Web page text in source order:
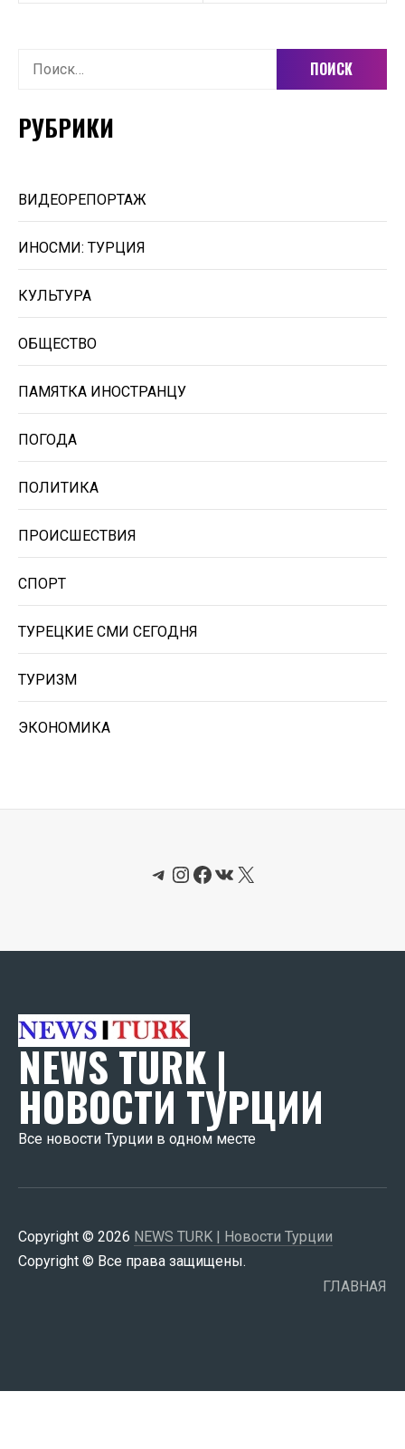
Найти:
РУБРИКИ
ВИДЕОРЕПОРТАЖ
ИНОСМИ: ТУРЦИЯ
КУЛЬТУРА
ОБЩЕСТВО
ПАМЯТКА ИНОСТРАНЦУ
ПОГОДА
ПОЛИТИКА
ПРОИСШЕСТВИЯ
СПОРТ
ТУРЕЦКИЕ СМИ СЕГОДНЯ
ТУРИЗМ
ЭКОНОМИКА
Telegram
Instagram
Facebook
ВКонтакте
X
NEWS TURK |
НОВОСТИ ТУРЦИИ
Все новости Турции в одном месте
Copyright © 2026 NEWS TURK | Новости Турции
Copyright © Все права защищены.
ГЛАВНАЯ